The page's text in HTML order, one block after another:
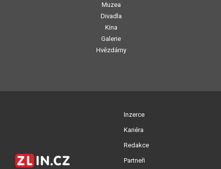
Muzea
Divadla
Kina
Galerie
Hvězdárny
Inzerce
Kariéra
Redakce
Partneři